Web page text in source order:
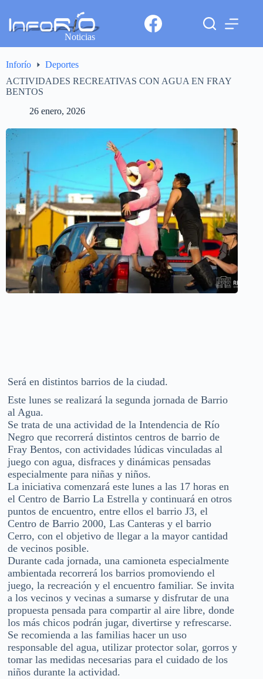
Noticias
Inforío
Deportes
ACTIVIDADES RECREATIVAS CON AGUA EN FRAY
BENTOS
26 enero, 2026
Será en distintos barrios de la ciudad.
Este lunes se realizará la segunda jornada de Barrio
al Agua.
Se trata de una actividad de la Intendencia de Río
Negro que recorrerá distintos centros de barrio de
Fray Bentos, con actividades lúdicas vinculadas al
juego con agua, disfraces y dinámicas pensadas
especialmente para niñas y niños.
La iniciativa comenzará este lunes a las 17 horas en
el Centro de Barrio La Estrella y continuará en otros
puntos de encuentro, entre ellos el barrio J3, el
Centro de Barrio 2000, Las Canteras y el barrio
Cerro, con el objetivo de llegar a la mayor cantidad
de vecinos posible.
Durante cada jornada, una camioneta especialmente
ambientada recorrerá los barrios promoviendo el
juego, la recreación y el encuentro familiar. Se invita
a los vecinos y vecinas a sumarse y disfrutar de una
propuesta pensada para compartir al aire libre, donde
los más chicos podrán jugar, divertirse y refrescarse.
Se recomienda a las familias hacer un uso
responsable del agua, utilizar protector solar, gorros y
tomar las medidas necesarias para el cuidado de los
niños durante la actividad.